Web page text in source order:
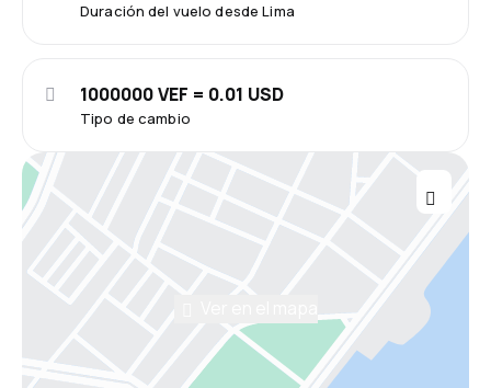
Duración del vuelo desde Lima
Tipo de cambio
1000000 VEF = 0.01 USD